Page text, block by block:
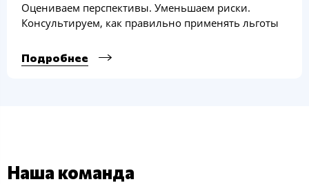
Оцениваем перспективы. Уменьшаем риски.
Консультируем, как правильно применять льготы
Подробнее
Наша команда